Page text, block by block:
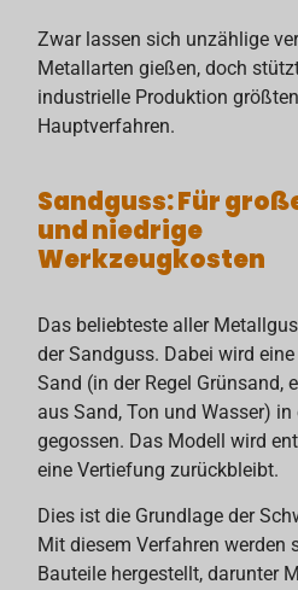
Zwar lassen sich unzählige
Metallarten gießen, doch
industrielle Produktion
Hauptverfahren.
Sandguss: Für
und niedrige
Werkzeugkosten
Das beliebteste aller
der Sandguss. Dabei wird
Sand (in der Regel Grünsand,
aus Sand, Ton und Wasser)
gegossen. Das Modell wird
eine Vertiefung zurückbleibt.
Dies ist die Grundlage der
Mit diesem Verfahren werden
Bauteile hergestellt, darunter